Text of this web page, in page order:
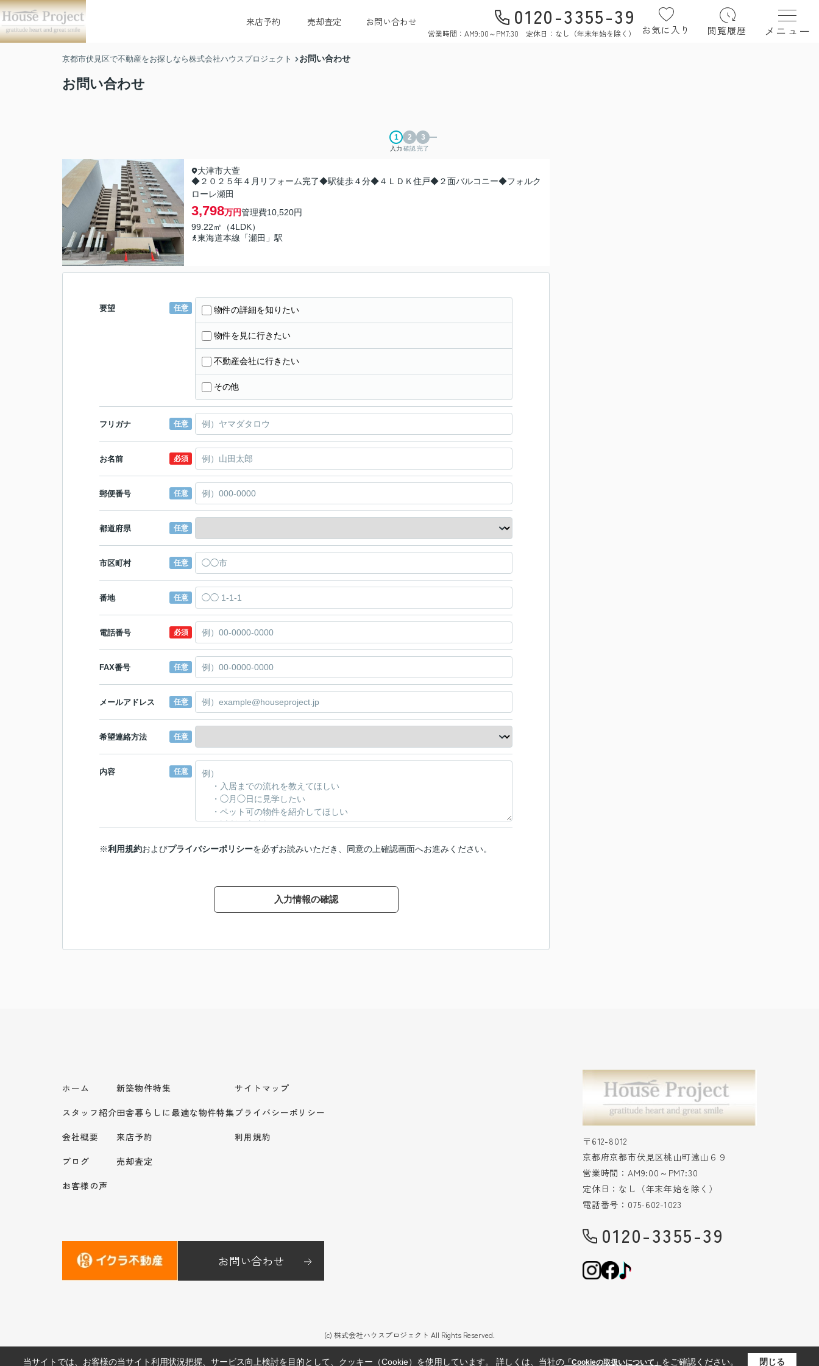
来店予約 売却査定 お問い合わせ 0120-3355-39
営業時間：AM9:00～PM7:30 定休日：なし（年末年始を除く） お気に入り 閲覧履歴 メニュー
京都市伏見区で不動産をお探しなら株式会社ハウスプロジェクト お問い合わせ
お問い合わせ
入力 確認完了
大津市大萱
◆２０２５年４月リフォーム完了◆駅徒歩４分◆４ＬＤＫ住戸◆２面バルコニー◆フォルク
ローレ瀬田
3,798万円管理費10,520円
99.22㎡（4LDK）
東海道本線「瀬田」駅
要望 任意 物件の詳細を知りたい
物件を見に行きたい
不動産会社に行きたい
その他
フリガナ 任意
お名前 必須
郵便番号 任意
都道府県 任意
市区町村 任意
番地 任意
電話番号 必須
FAX番号 任意
メールアドレス 任意
希望連絡方法 任意
内容 任意
※利用規約およびプライバシーポリシーを必ずお読みいただき、同意の上確認画面へお進みください。
入力情報の確認
ホーム
スタッフ紹介
会社概要
ブログ
お客様の声
新築物件特集
田舎暮らしに最適な物件特集
来店予約
売却査定
サイトマップ
プライバシーポリシー
利用規約
お問い合わせ
〒612-8012
京都府京都市伏見区桃山町遠山６９
営業時間：AM9:00～PM7:30
定休日：なし（年末年始を除く）
電話番号：075-602-1023
0120-3355-39
(c) 株式会社ハウスプロジェクト All Rights Reserved.
当サイトでは、お客様の当サイト利用状況把握、サービス向上検討を目的として、クッキー（Cookie）を使用しています。 詳しくは、当社の「Cookieの取扱いについて」 をご確認ください。 閉じる